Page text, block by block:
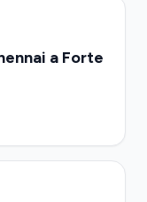
a Forte